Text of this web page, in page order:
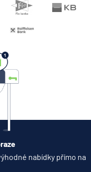
nabídky přímo na